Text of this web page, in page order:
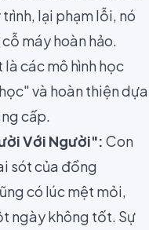
lại phạm lỗi, nó
máy hoàn hảo.
các mô hình học
và hoàn thiện dựa
cấp.
Với Người": Con
sót của đồng
có lúc mệt mỏi,
ngày không tốt. Sự